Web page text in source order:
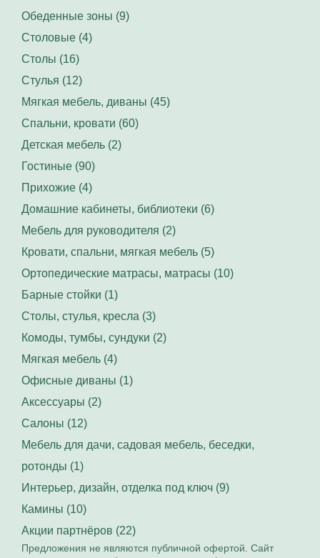
Обеденные зоны (9)
Столовые (4)
Столы (16)
Стулья (12)
Мягкая мебель, диваны (45)
Спальни, кровати (60)
Детская мебель (2)
Гостиные (90)
Прихожие (4)
Домашние кабинеты, библиотеки (6)
Мебель для руководителя (2)
Кровати, спальни, мягкая мебель (5)
Ортопедические матрасы, матрасы (10)
Барные стойки (1)
Столы, стулья, кресла (3)
Комоды, тумбы, сундуки (2)
Мягкая мебель (4)
Офисные диваны (1)
Аксессуары (2)
Салоны (12)
Мебель для дачи, садовая мебель, беседки,
ротонды (1)
Интерьер, дизайн, отделка под ключ (9)
Камины (10)
Акции партнёров (22)
Предложения не являются публичной офертой. Сайт